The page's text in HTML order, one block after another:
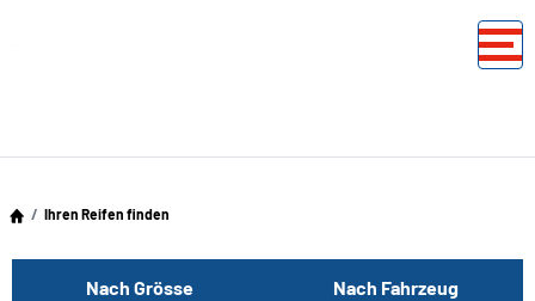
Ihren Reifen finden
Nach Grösse Nach Fahrzeug